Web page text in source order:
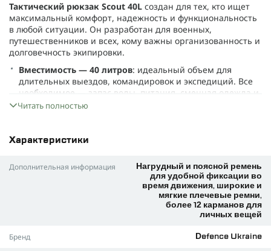
Тактический рюкзак Scout 40L создан для тех, кто ищет
максимальный комфорт, надежность и функциональность
в любой ситуации. Он разработан для военных,
путешественников и всех, кому важны организованность и
долговечность экипировки.
Вместимость — 40 литров: идеальный объем для
длительных выездов, командировок и экспедиций. Все
необходимое — запас воды, питания, сменная одежда и
аксессуары — останется под контролем и всегда под
ультрафиолету и механическим повреждениям,
в экстремальных условиях.
Функциональные особенности модели:
с внутренними
отлично подходят для
вещей первой необходимости и документов;
Читать полностью
Характеристики
Дополнительная информация
Нагрудный и поясной ремень
для удобной фиксации во
время движения, широкие и
мягкие плечевые ремни,
более 12 карманов для
личных вещей
Бренд Defence Ukraine